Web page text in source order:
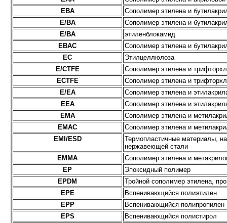
EBA
Сополимер этилена и
E/BA
Сополимер этилена и
E/BA
этиленблокамид
EBAC
Сополимер этилена и
EC
Этилцеллюлоза
E/CTFE
Сополимер этилена и
ECTFE
Сополимер этилена и
E/EA
Сополимер этилена и
EEA
Сополимер этилена и
EMA
Сополимер этилена и
EMAC
Сополимер этилена и
EMI/ESD
Термопластичные материалы,
нержавеющей стали
EMMA
Сополимер этилена и
EP
Эпоксидный полимер
EPDM
Тройной сополимер этилена,
EPE
Вспенивающийся полиэтилен
EPP
Вспенивающийся полипропилен
EPS
Вспенивающийся полистирол